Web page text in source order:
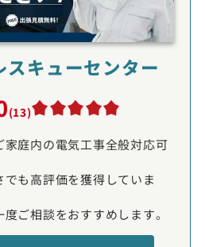
キューセンター
(13)
庭内の電気工事全般対応可
も高評価を獲得していま
ご相談をおすすめします。